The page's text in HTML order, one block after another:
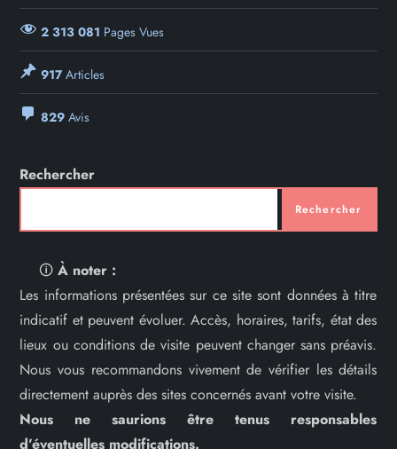
2 313 081 Pages Vues
917Articles
829 Avis
Rechercher
Rechercher
🛈À noter :
Les informations présentées sur ce site sont données à titre
indicatif et peuvent évoluer. Accès, horaires, tarifs, état des
lieux ou conditions de visite peuvent changer sans préavis.
Nous vous recommandons vivement de vérifier les détails
directement auprès des sites concernés avant votre visite.
Nous ne saurions être tenus responsables
d’éventuelles modifications.